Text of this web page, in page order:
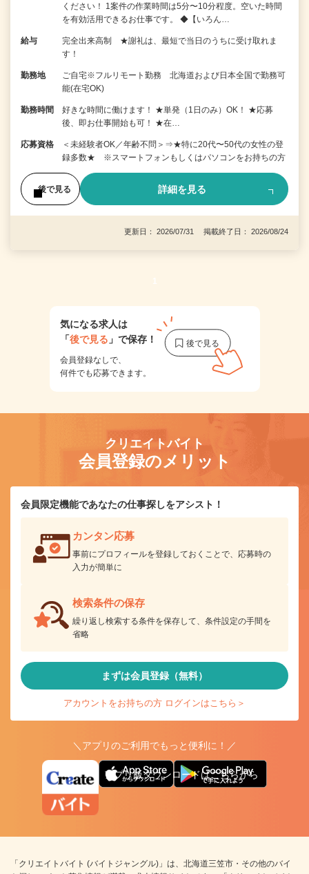
ください！ 1案件の作業時間は5分〜10分程度。空いた時間
を有効活用できるお仕事です。 ◆【いろん…
給与
完全出来高制 ★謝礼は、最短で当日のうちに受け取れま
す！
勤務地
ご自宅※フルリモート勤務 北海道および日本全国で勤務可
能(在宅OK)
勤務時間
好きな時間に働けます！ ★単発（1日のみ）OK！ ★応募
後、即お仕事開始も可！ ★在…
応募資格
＜未経験者OK／年齢不問＞⇒★特に20代〜50代の女性の登
録多数★ ※スマートフォンもしくはパソコンをお持ちの方
後で見る 詳細を見る
更新日： 2026/07/31 掲載終了日： 2026/08/24
1
気になる求人は
「後で見る 」で保存！
会員登録なしで、
何件でも応募できます。
クリエイトバイト
会員登録のメリット
会員限定機能であなたの仕事探しをアシスト！
カンタン応募
事前にプロフィールを登録しておくことで、応募時の
入力が簡単に
検索条件の保存
繰り返し検索する条件を保存して、条件設定の手間を
省略
まずは会員登録（無料）
アカウントをお持ちの方 ログインはこちら＞
＼アプリのご利用でもっと便利に！／
アプリ版ダウンロードはこちらから
「クリエイトバイト (バイトジャングル)」は、北海道三笠市・その他のバイ